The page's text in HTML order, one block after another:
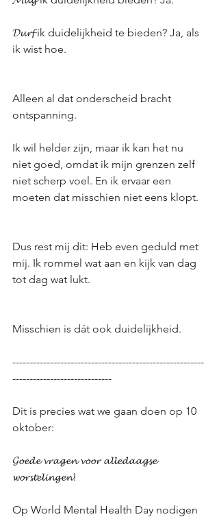
𝓓𝓾𝓻𝓯 ik duidelijkheid te bieden? Ja, als
ik wist hoe.
Alleen al dat onderscheid bracht
ontspanning.
Ik wil helder zijn, maar ik kan het nu
niet goed, omdat ik mijn grenzen zelf
niet scherp voel. En ik ervaar een
moeten dat misschien niet eens klopt.
Dus rest mij dit: Heb even geduld met
mij. Ik rommel wat aan en kijk van dag
tot dag wat lukt.
Misschien is dát ook duidelijkheid.
--------------------------------------------------------
-----------------------------
Dit is precies wat we gaan doen op 10
oktober:
𝓖𝓸𝓮𝓭𝓮 𝓿𝓻𝓪𝓰𝓮𝓷 𝓿𝓸𝓸𝓻 𝓪𝓵𝓵𝓮𝓭𝓪𝓪𝓰𝓼𝓮
𝔀𝓸𝓻𝓼𝓽𝓮𝓵𝓲𝓷𝓰𝓮𝓷!
Op World Mental Health Day nodigen